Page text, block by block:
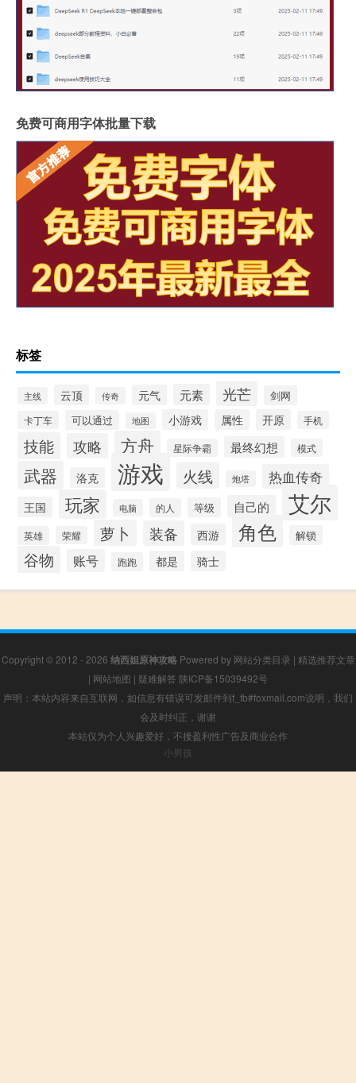
免费可商用字体批量下载
标签
主线 云顶 传奇 元气 元素 光芒 剑网
卡丁车 可以通过 地图 小游戏 属性 开原 手机
技能 攻略 方舟 星际争霸 最终幻想 模式
武器 洛克 游戏 火线 炮塔 热血传奇
王国 玩家 电脑 的人 等级 自己的 艾尔
英雄 荣耀 萝卜 装备 西游 角色 解锁
谷物 账号 跑跑 都是 骑士
Copyright © 2012 - 2026 纳西妲原神攻略Powered by 网站分类目录 | 精选推荐文章
| 网站地图 | 疑难解答 陕ICP备15039492号
声明：本站内容来自互联网，如信息有错误可发邮件到f_fb#foxmail.com说明，我们
会及时纠正，谢谢
本站仅为个人兴趣爱好，不接盈利性广告及商业合作
小男孩